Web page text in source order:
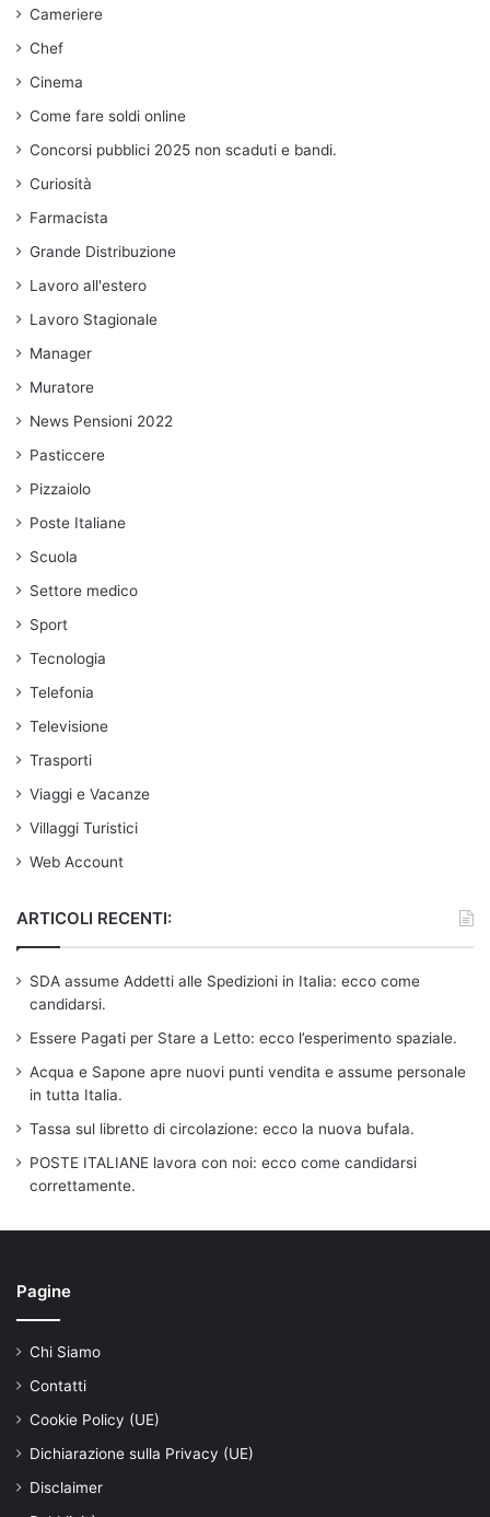
Cameriere
Chef
Cinema
Come fare soldi online
Concorsi pubblici 2025 non scaduti e bandi.
Curiosità
Farmacista
Grande Distribuzione
Lavoro all'estero
Lavoro Stagionale
Manager
Muratore
News Pensioni 2022
Pasticcere
Pizzaiolo
Poste Italiane
Scuola
Settore medico
Sport
Tecnologia
Telefonia
Televisione
Trasporti
Viaggi e Vacanze
Villaggi Turistici
Web Account
ARTICOLI RECENTI:
SDA assume Addetti alle Spedizioni in Italia: ecco come
candidarsi.
Essere Pagati per Stare a Letto: ecco l’esperimento spaziale.
Acqua e Sapone apre nuovi punti vendita e assume personale
in tutta Italia.
Tassa sul libretto di circolazione: ecco la nuova bufala.
POSTE ITALIANE lavora con noi: ecco come candidarsi
correttamente.
Pagine
Chi Siamo
Contatti
Cookie Policy (UE)
Dichiarazione sulla Privacy (UE)
Disclaimer